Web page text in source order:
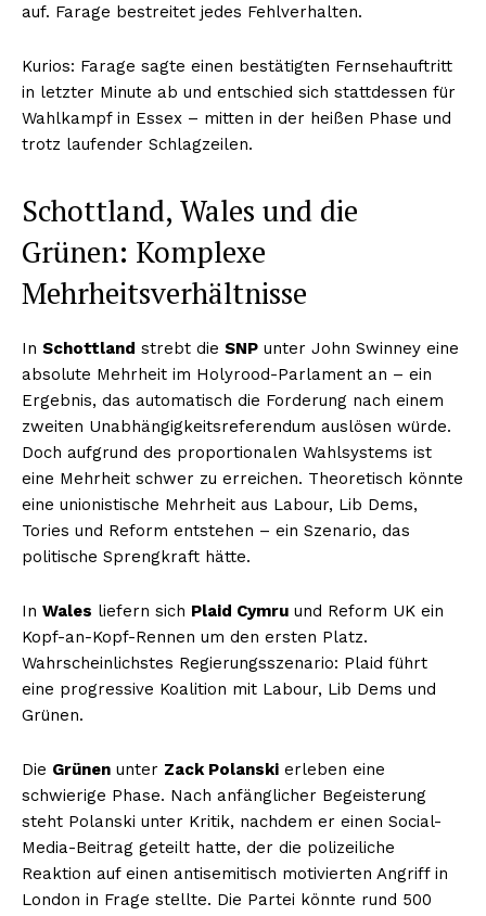
auf. Farage bestreitet jedes Fehlverhalten.
Kurios: Farage sagte einen bestätigten Fernsehauftritt
in letzter Minute ab und entschied sich stattdessen für
Wahlkampf in Essex – mitten in der heißen Phase und
trotz laufender Schlagzeilen.
Schottland, Wales und die
Grünen: Komplexe
Mehrheitsverhältnisse
In Schottland strebt die SNP unter John Swinney eine
absolute Mehrheit im Holyrood-Parlament an – ein
Ergebnis, das automatisch die Forderung nach einem
zweiten Unabhängigkeitsreferendum auslösen würde.
Doch aufgrund des proportionalen Wahlsystems ist
eine Mehrheit schwer zu erreichen. Theoretisch könnte
eine unionist­ische Mehrheit aus Labour, Lib Dems,
Tories und Reform entstehen – ein Szenario, das
politische Sprengkraft hätte.
In Wales liefern sich Plaid Cymru und Reform UK ein
Kopf-an-Kopf-Rennen um den ersten Platz.
Wahrscheinlichstes Regierungsszenario: Plaid führt
eine progressive Koalition mit Labour, Lib Dems und
Grünen.
Die Grünen unter Zack Polanski erleben eine
schwierige Phase. Nach anfänglicher Begeisterung
steht Polanski unter Kritik, nachdem er einen Social-
Media-Beitrag geteilt hatte, der die polizeiliche
Reaktion auf einen antisemitisch motivierten Angriff in
London in Frage stellte. Die Partei könnte rund 500